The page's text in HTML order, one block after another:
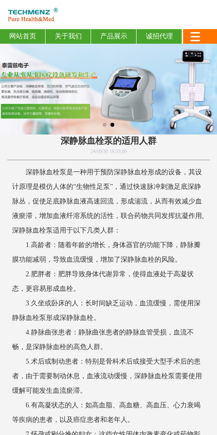
网站首页 关于我们 产品展示 诚招代理
深静脉血栓泵的适用人群
24/09/30 16:33:09
深静脉血栓泵是一种用于预防深静脉血栓形成的设备，其设
计原理是模仿人体的“生物性足泵”，通过快速脉冲刺激足底深静
脉丛，促使足底静脉血液高速回流，形成湍流，从而有效减少血
液瘀滞，增加血液纤溶系统的活性，联合药物共同发挥抗凝作用,
深静脉血栓泵适用于以下几类人群：
1.高龄者：随着年龄的增长，身体器官的功能下降，静脉瓣
膜功能减弱，导致血流缓慢，增加了深静脉血栓的风险。
2.肥胖者：肥胖导致身体代谢异常，使得血液处于高凝状
态，更容易形成血栓。
3.久坐或卧床的人：长时间缺乏运动，血流缓慢，需使用深
静脉血栓泵形成深静脉血栓。
4.静脉曲张患者：静脉曲张患者的静脉血管受损，血流不
畅，是深静脉血栓的高危人群。
5.术后或制动患者：特别是骨科术后或接受大型手术后的患
者，由于需要制动休息，血液流动缓慢，深静脉血栓泵需要使用
缓解可能发生血流瘀滞。
6.有高凝状态的人：如高血脂、高血糖、高血压、心力衰竭
等疾病的患者，以及癌症患者和老年人。